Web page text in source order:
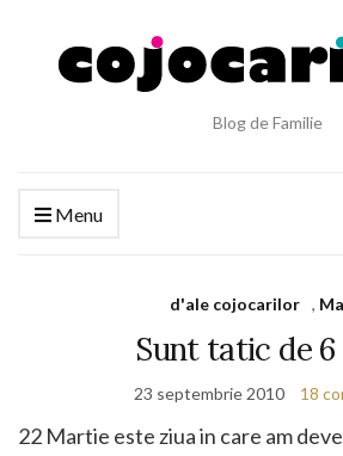
Blog de Familie
Menu
d'ale cojocarilor ,
Sunt tatic de 6
23 septembrie 2010 18
22 Martie este ziua in care am